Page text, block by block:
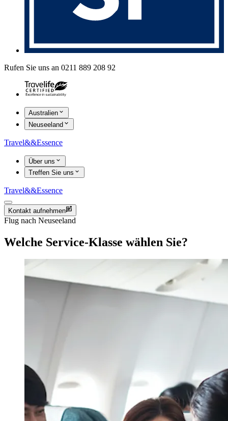
Rufen Sie uns an 0211 889 208 92
Australien
Neuseeland
Travel&&Essence
Über uns
Treffen Sie uns
Travel&&Essence
Kontakt aufnehmen
Flug nach Neuseeland
Welche Service-Klasse wählen Sie?